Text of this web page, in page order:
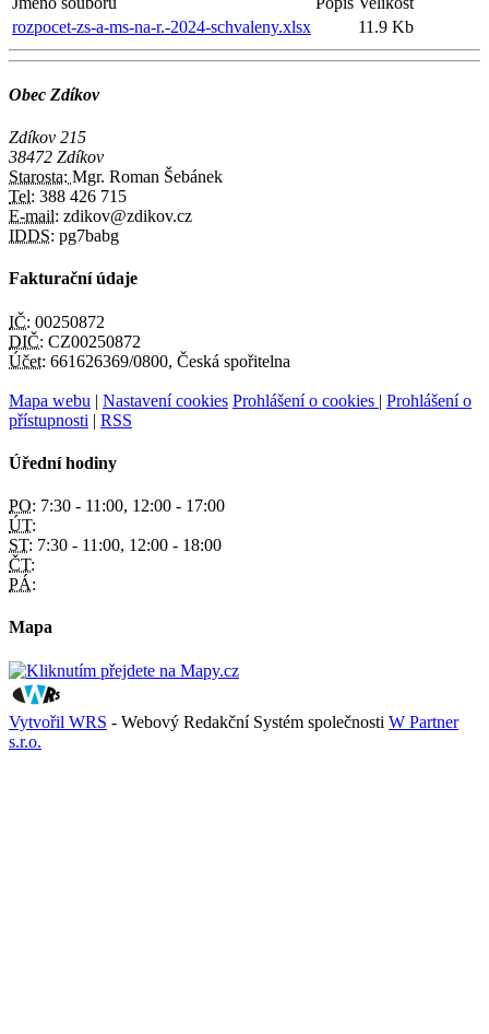
rozpocet-zs-a-ms-na-r.-2024-schvaleny.xlsx
11.9 Kb
Obec Zdíkov
Zdíkov 215
38472 Zdíkov
Starosta: Mgr. Roman Šebánek
Tel: 388 426 715
E-mail: zdikov@zdikov.cz
IDDS: pg7babg
Fakturační údaje
IČ: 00250872
DIČ: CZ00250872
Účet: 661626369/0800, Česká spořitelna
Mapa webu | Nastavení cookies Prohlášení o cookies | Prohlášení o
přístupnosti | RSS
Úřední hodiny
PO: 7:30 - 11:00, 12:00 - 17:00
ÚT:
ST: 7:30 - 11:00, 12:00 - 18:00
ČT:
PÁ:
Mapa
Vytvořil WRS - Webový Redakční Systém společnosti W Partner
s.r.o.